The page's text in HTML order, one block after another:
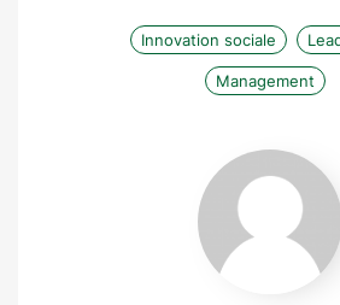
Innovation sociale
Management
Céline
Ramstein